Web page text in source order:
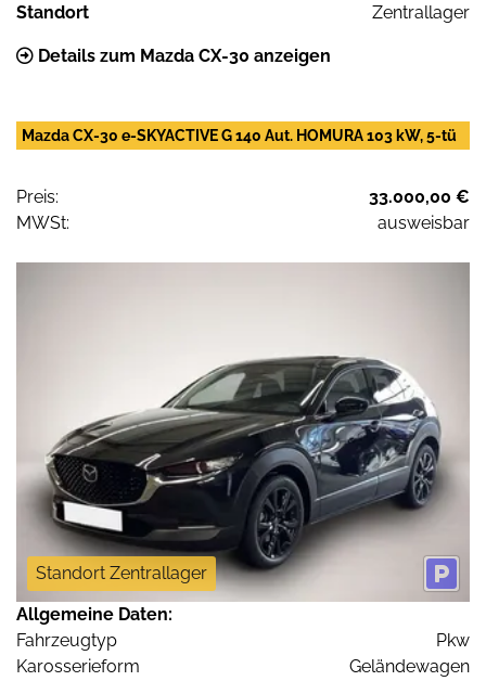
Standort Zentrallager
Details zum Mazda CX-30 anzeigen
Mazda CX-30 e-SKYACTIVE G 140 Aut. HOMURA 103 kW, 5-tü
Preis:
33.000,00 €
MWSt:
ausweisbar
Standort Zentrallager
Allgemeine Daten:
Fahrzeugtyp
Pkw
Karosserieform
Geländewagen